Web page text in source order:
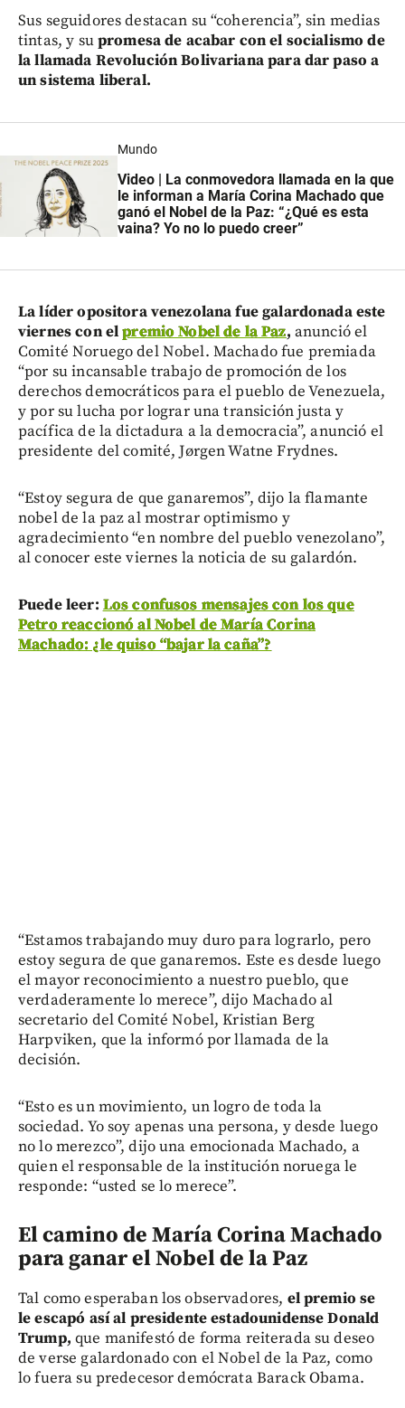
Sus seguidores destacan su “coherencia”, sin medias
tintas, y supromesa de acabar con el socialismo de
la llamada Revolución Bolivariana para dar paso a
un sistema liberal.
Mundo
Video | La conmovedora llamada en la que
le informan a María Corina Machado que
ganó el Nobel de la Paz: “¿Qué es esta
vaina? Yo no lo puedo creer”
La líder opositora venezolana fue galardonada este
viernes con elpremio Nobel de la Paz, anunció el
Comité Noruego del Nobel. Machado fue premiada
“por su incansable trabajo de promoción de los
derechos democráticos para el pueblo de Venezuela,
y por su lucha por lograr una transición justa y
pacífica de la dictadura a la democracia”, anunció el
presidente del comité, Jørgen Watne Frydnes.
“Estoy segura de que ganaremos”, dijo la flamante
nobel de la paz al mostrar optimismo y
agradecimiento “en nombre del pueblo venezolano”,
al conocer este viernes la noticia de su galardón.
Puede leer: Los confusos mensajes con los que
Petro reaccionó al Nobel de María Corina
Machado: ¿le quiso “bajar la caña”?
“Estamos trabajando muy duro para lograrlo, pero
estoy segura de que ganaremos. Este es desde luego
el mayor reconocimiento a nuestro pueblo, que
verdaderamente lo merece”, dijo Machado al
secretario del Comité Nobel, Kristian Berg
Harpviken, que la informó por llamada de la
decisión.
“Esto es un movimiento, un logro de toda la
sociedad. Yo soy apenas una persona, y desde luego
no lo merezco”, dijo una emocionada Machado, a
quien el responsable de la institución noruega le
responde: “usted se lo merece”.
El camino de María Corina Machado
para ganar el Nobel de la Paz
Tal como esperaban los observadores, el premio se
le escapó así al presidente estadounidense Donald
Trump,que manifestó de forma reiterada su deseo
de verse galardonado con el Nobel de la Paz, como
lo fuera su predecesor demócrata Barack Obama.